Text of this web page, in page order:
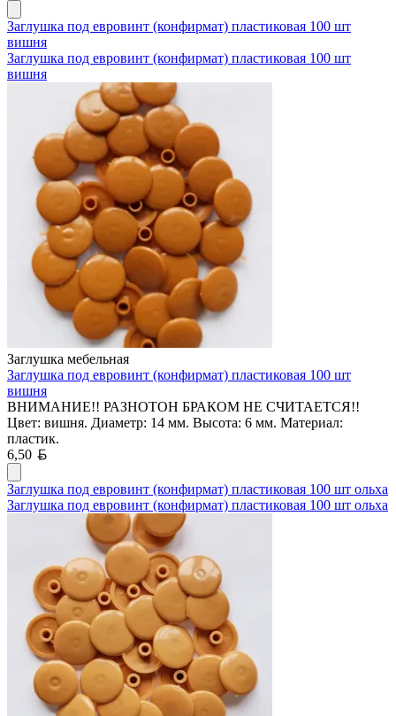
Заглушка под евровинт (конфирмат) пластиковая 100 шт
вишня
Заглушка под евровинт (конфирмат) пластиковая 100 шт
вишня
Заглушка мебельная
Заглушка под евровинт (конфирмат) пластиковая 100 шт
вишня
ВНИМАНИЕ!! РАЗНОТОН БРАКОМ НЕ СЧИТАЕТСЯ!!
Цвет: вишня. Диаметр: 14 мм. Высота: 6 мм. Материал:
пластик.
6,50
Заглушка под евровинт (конфирмат) пластиковая 100 шт ольха
Заглушка под евровинт (конфирмат) пластиковая 100 шт ольха